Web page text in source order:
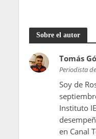
Sobre el autor
Tomás
Periodista
Soy de
Instituto
en Canal